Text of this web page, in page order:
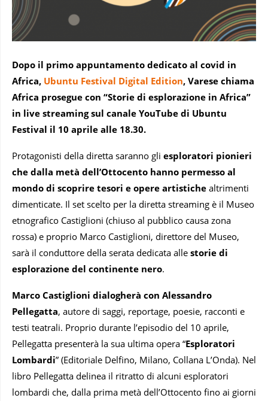
Dopo il primo appuntamento dedicato al covid in
Africa, Ubuntu Festival Digital Edition, Varese chiama
Africa prosegue con “Storie di esplorazione in Africa”
in live streaming sul canale YouTube di Ubuntu
Festival il 10 aprile alle 18.30.
Protagonisti della diretta saranno gli esploratori pionieri
che dalla metà dell’Ottocento hanno permesso al
mondo di scoprire tesori e opere artistiche altrimenti
dimenticate. Il set scelto per la diretta streaming è il Museo
etnografico Castiglioni (chiuso al pubblico causa zona
rossa) e proprio Marco Castiglioni, direttore del Museo,
sarà il conduttore della serata dedicata alle storie di
esplorazione del continente nero.
Marco Castiglioni dialogherà con Alessandro
Pellegatta, autore di saggi, reportage, poesie, racconti e
testi teatrali. Proprio durante l’episodio del 10 aprile,
Pellegatta presenterà la sua ultima opera “Esploratori
Lombardi” (Editoriale Delfino, Milano, Collana L’Onda). Nel
libro Pellegatta delinea il ritratto di alcuni esploratori
lombardi che, dalla prima metà dell’Ottocento fino ai giorni